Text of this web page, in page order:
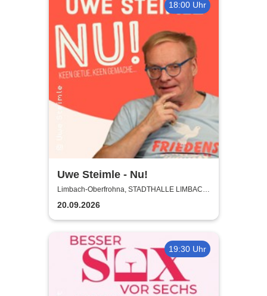
18:00 Uhr
Uwe Steimle - Nu!
Limbach-Oberfrohna, STADTHALLE LIMBACH-
OBERFROHNA
20.09.2026
19:30 Uhr